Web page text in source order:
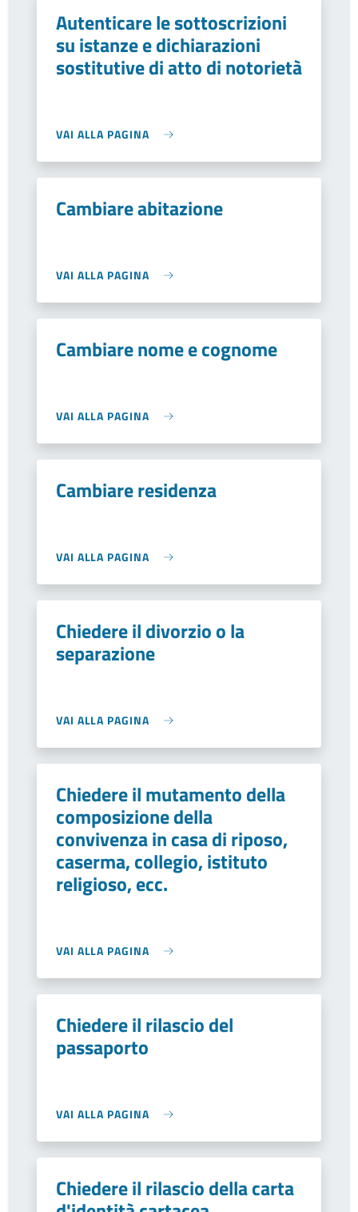
Autenticare le sottoscrizioni
su istanze e dichiarazioni
sostitutive di atto di notorietà
VAI ALLA PAGINA
Cambiare abitazione
VAI ALLA PAGINA
Cambiare nome e cognome
VAI ALLA PAGINA
Cambiare residenza
VAI ALLA PAGINA
Chiedere il divorzio o la
separazione
VAI ALLA PAGINA
Chiedere il mutamento della
composizione della
convivenza in casa di riposo,
caserma, collegio, istituto
religioso, ecc.
VAI ALLA PAGINA
Chiedere il rilascio del
passaporto
VAI ALLA PAGINA
Chiedere il rilascio della carta